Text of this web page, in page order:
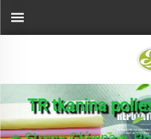
TR tkanina